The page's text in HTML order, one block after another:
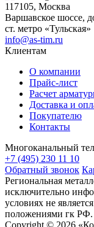
117105, Москва
Варшавское шоссе,
ст. метро «Тульская»
info@as-tim.ru
Клиентам
О компании
Прайс-лист
Расчет
Доставка и
Покупателю
Контакты
Многоканальный
+7 (495) 230 11 10
Обратный звонок
Региональная
исключительно
условиях не
положениями гк РФ.
Copyright © 2026